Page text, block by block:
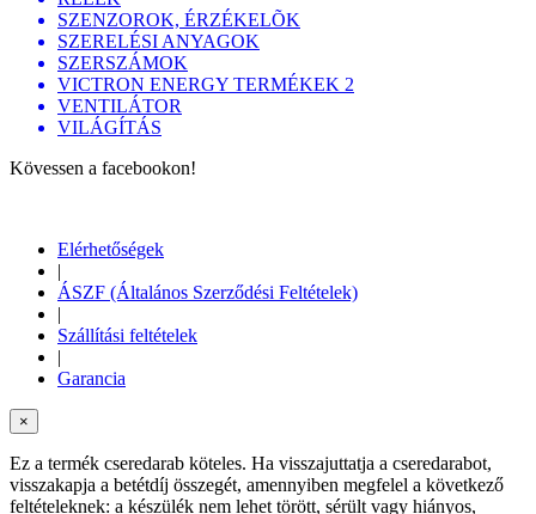
SZENZOROK, ÉRZÉKELÕK
SZERELÉSI ANYAGOK
SZERSZÁMOK
VICTRON ENERGY TERMÉKEK 2
VENTILÁTOR
VILÁGÍTÁS
Kövessen a facebookon!
Elérhetőségek
|
ÁSZF (Általános Szerződési Feltételek)
|
Szállítási feltételek
|
Garancia
×
Ez a termék cseredarab köteles. Ha visszajuttatja a cseredarabot,
visszakapja a betétdíj összegét, amennyiben megfelel a következő
feltételeknek: a készülék nem lehet törött, sérült vagy hiányos,